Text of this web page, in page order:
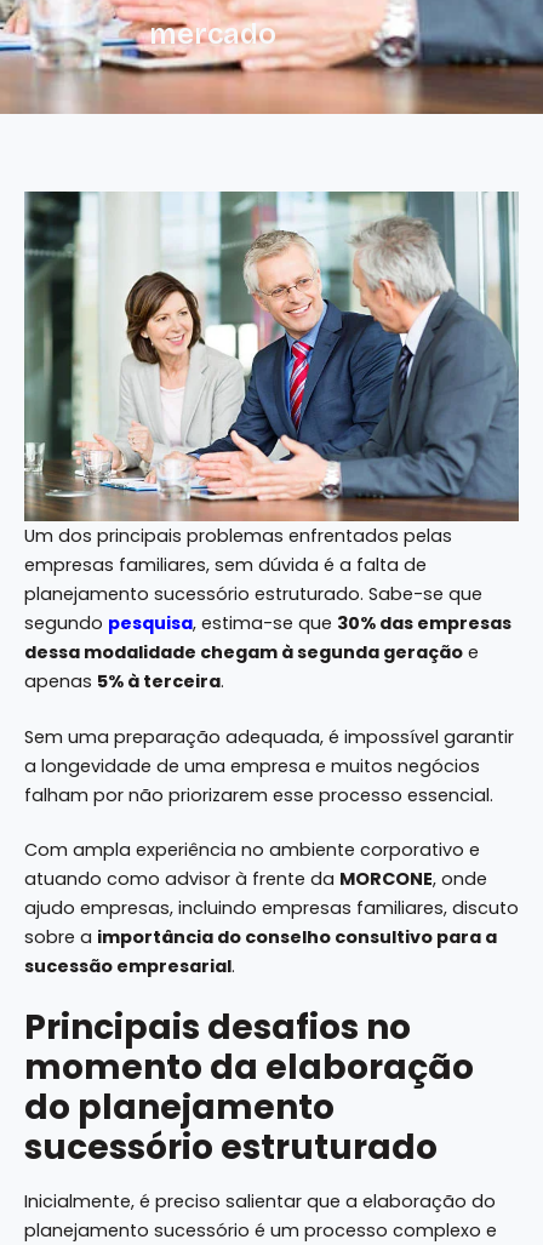
mercado
Um dos principais problemas enfrentados pelas
empresas familiares, sem dúvida é a falta de
planejamento sucessório estruturado. Sabe-se que
segundo pesquisa, estima-se que 30% das empresas
dessa modalidade chegam à segunda geração e
apenas 5% à terceira.
Sem uma preparação adequada, é impossível garantir
a longevidade de uma empresa e muitos negócios
falham por não priorizarem esse processo essencial.
Com ampla experiência no ambiente corporativo e
atuando como advisor à frente da MORCONE, onde
ajudo empresas, incluindo empresas familiares, discuto
sobre a importância do conselho consultivo para a
sucessão empresarial.
Principais desafios no
momento da elaboração
do planejamento
sucessório estruturado
Inicialmente, é preciso salientar que a elaboração do
planejamento sucessório é um processo complexo e